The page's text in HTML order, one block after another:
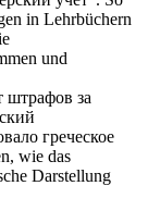
in Lehrbüchern
und
штрафов за
греческое
wie das
Darstellung